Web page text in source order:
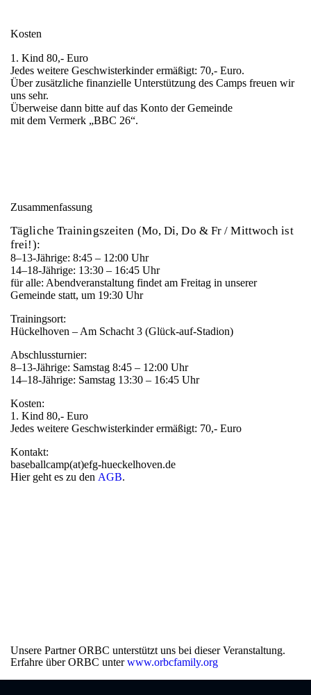
Kosten
1. Kind 80,- Euro
Jedes weitere Geschwisterkinder ermäßigt: 70,- Euro.
Über zusätzliche finanzielle Unterstützung des Camps freuen wir
uns sehr.
Überweise dann bitte auf das Konto der Gemeinde
mit dem Vermerk „BBC 26“.
Zusammenfassung
Tägliche Trainingszeiten (Mo, Di, Do & Fr / Mittwoch ist
frei!):
8–13-Jährige: 8:45 – 12:00 Uhr
14–18-Jährige: 13:30 – 16:45 Uhr
für alle: Abendveranstaltung findet am Freitag in unserer
Gemeinde statt, um 19:30 Uhr
Trainingsort:
Hückelhoven – Am Schacht 3 (Glück-auf-Stadion)
Abschlussturnier:
8–13-Jährige: Samstag 8:45 – 12:00 Uhr
14–18-Jährige: Samstag 13:30 – 16:45 Uhr
Kosten:
1. Kind 80,- Euro
Jedes weitere Geschwisterkinder ermäßigt: 70,- Euro
Kontakt:
baseballcamp(at)efg-hueckelhoven.de
Hier geht es zu den AGB.
Unsere Partner ORBC unterstützt uns bei dieser Veranstaltung.
Erfahre über ORBC unterwww.orbcfamily.org